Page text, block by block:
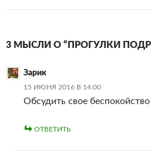
3 МЫСЛИ О “ПРОГУЛКИ
Зарик
15 ИЮНЯ 2016 В 14:00
Обсудить свое беспокойство
ОТВЕТИТЬ